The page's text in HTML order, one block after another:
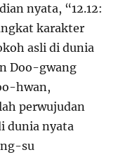
nyata, “12.12:
karakter
asli di dunia
Doo-gwang
hwan,
perwujudan
dunia nyata
su